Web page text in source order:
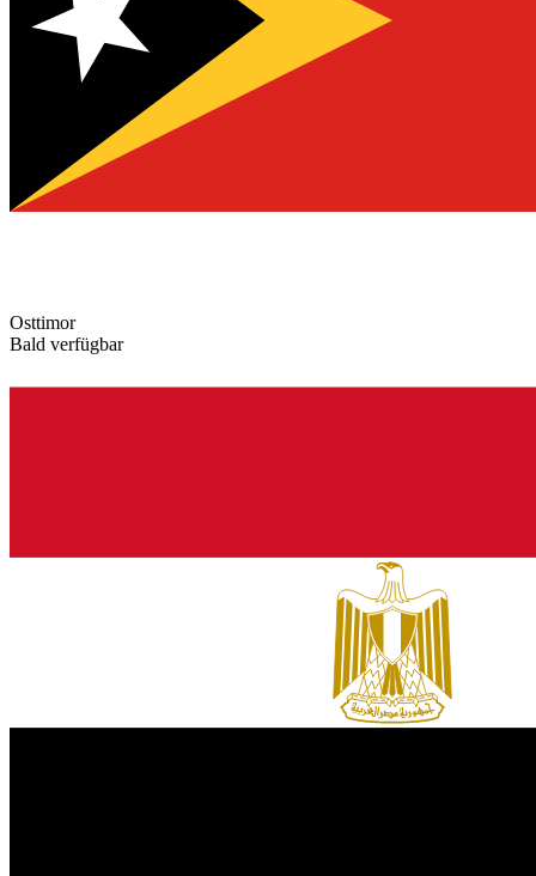
Osttimor
Bald verfügbar